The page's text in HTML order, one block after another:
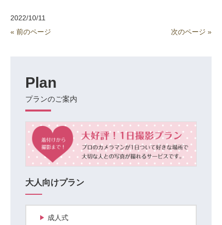
2022/10/11
« 前のページ
次のページ »
Plan
プランのご案内
大人向けプラン
成人式